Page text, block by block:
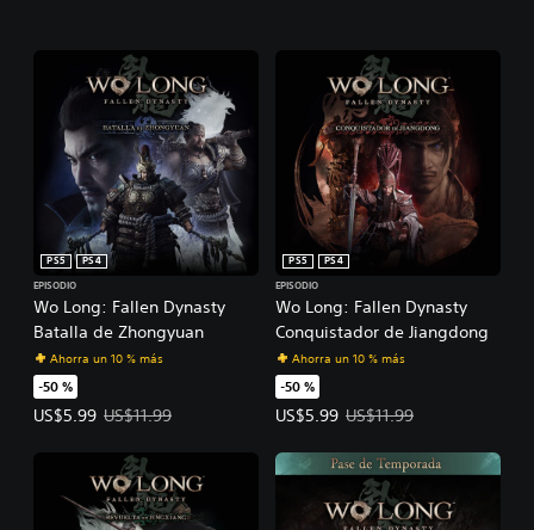
Wo Long: Fallen Dynasty
Batalla de Zhongyuan
PS5
PS4
EPISODIO
Ahorra un 10 % más
-50 %
US$5.99
Precio de la oferta: US$5.99. Precio original: US$11.99.
US$11.99
Wo Long: Fallen Dynasty
Conquistador de Jiangdong
PS5
PS4
EPISODIO
Ahorra un 10 % más
-50 %
US$5.99
Precio de la oferta: US$5.99.
US$11.99